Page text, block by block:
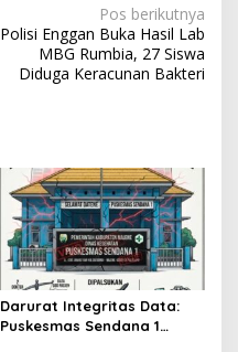
Pos berikutnya
Polisi Enggan Buka Hasil Lab
MBG Rumbia, 27 Siswa
Diduga Keracunan Bakteri
Darurat Integritas Data:
Puskesmas Sendana 1